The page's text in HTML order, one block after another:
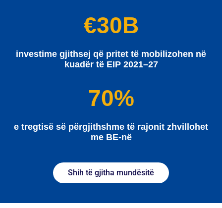
€30B
investime gjithsej që pritet të mobilizohen në
kuadër të EIP 2021–27
70%
e tregtisë së përgjithshme të rajonit zhvillohet
me BE-në
Shih të gjitha mundësitë